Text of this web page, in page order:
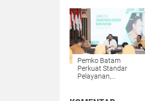
Pemko Batam
Perkuat Standar
Pelayanan,